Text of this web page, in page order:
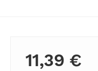
11,39 €